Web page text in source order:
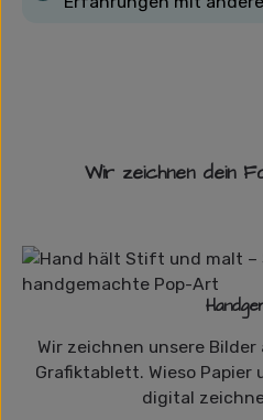
Wir zeichnen dein
Wir zeichnen unsere
Grafiktablett. Wieso
digital